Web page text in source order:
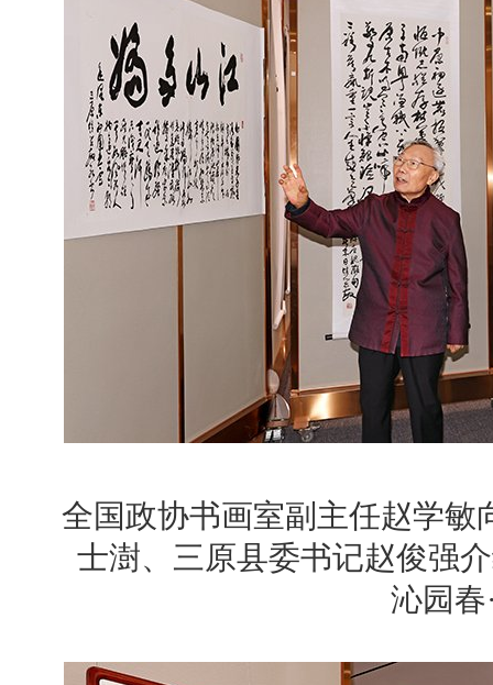
全国政协书画室副主任赵学敏
士澍、三原县委书记赵俊强
沁园春